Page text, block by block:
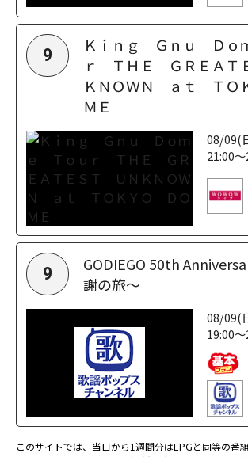
9
Ｋｉｎｇ Ｇｎｕ Ｄｏ
ｒ ＴＨＥ ＧＲＥＡＴ
ＫＮＯＷＮ ａｔ ＴＯ
ＭＥ
08/09(
21:00
9
GODIEGO 50th
謝の旅～
08/09(
19:00
このサイトでは、当日から1週間分はEPGと同等の番